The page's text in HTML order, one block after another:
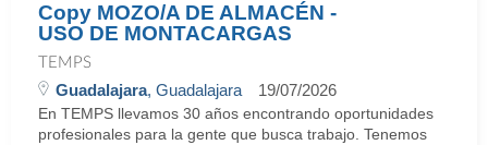
Copy MOZO/A DE ALMACÉN -
USO DE MONTACARGAS
TEMPS
Guadalajara, Guadalajara 19/07/2026
En TEMPS llevamos 30 años encontrando oportunidades
profesionales para la gente que busca trabajo. Tenemos